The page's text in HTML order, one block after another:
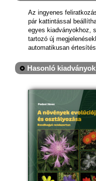
Az ingyenes
pár kattintással
egyes kiadványokhoz,
tartozó új
automatikusan
Hasonló kiadványok